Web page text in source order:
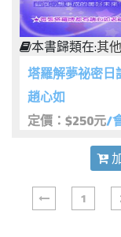
本書歸類在:其
塔羅解夢祕密日
趙心如
定價：$250元/
1